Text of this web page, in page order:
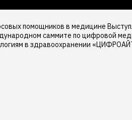
помощников в медицине
саммите по цифровой
в здравоохранении